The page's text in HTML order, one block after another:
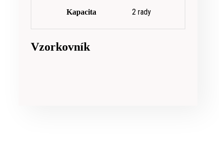
Kapacita 2 rady
Vzorkovník